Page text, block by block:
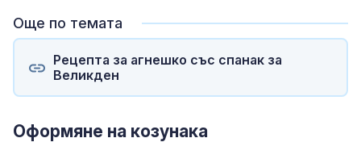
Още по темата
Рецепта за агнешко със спанак за
Великден
Оформяне на козунака